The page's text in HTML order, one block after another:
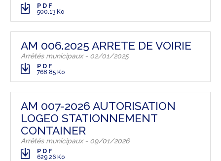
PDF
500.13 Ko
AM 006.2025 ARRETE DE VOIRIE
Arrêtés municipaux - 02/01/2025
PDF
768.85 Ko
AM 007-2026 AUTORISATION
LOGEO STATIONNEMENT
CONTAINER
Arrêtés municipaux - 09/01/2026
PDF
629.26 Ko